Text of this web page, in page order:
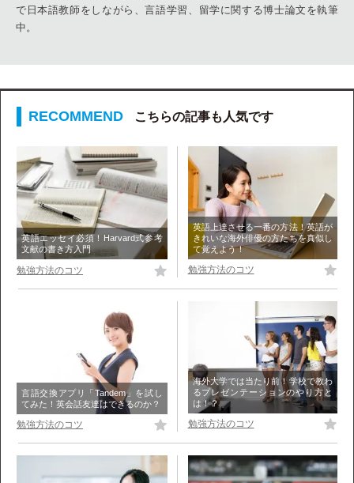
で日本語教師をしながら、言語学習、留学に関する博士論文を執筆
中。
こちらの記事も人気です
英語エッセイ必須！Harvard式参考
文献の書き方入門
勉強方法のコツ
英語上達させる一番の方法！英語が
きれいな海外俳優の方たちを真似し
て覚えよう！
勉強方法のコツ
言語交換アプリ「Tandem」を試し
てみた！英会話友達はできるのか？
勉強方法のコツ
海外大学では当たり前！学校で教わ
るプレゼンテーションのやり方と
は！？
勉強方法のコツ